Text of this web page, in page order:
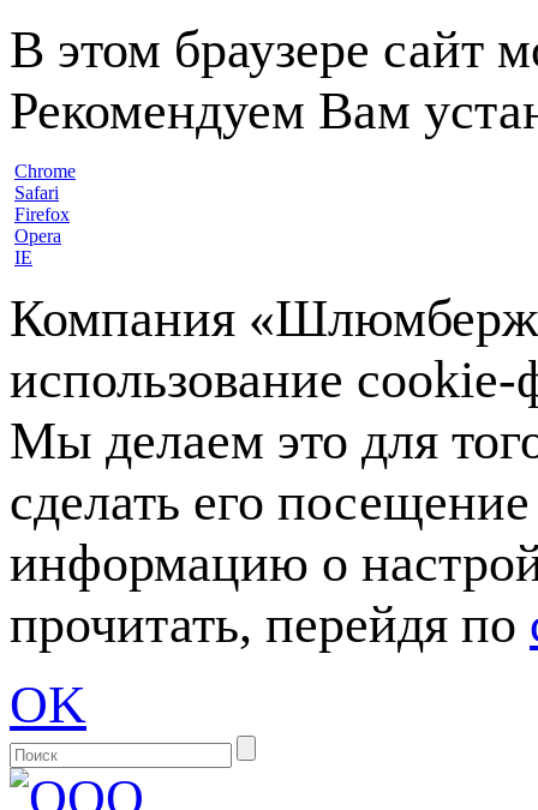
В этом браузере сайт
Рекомендуем Вам
Chrome
Safari
Firefox
Opera
IE
Компания
использование
Мы делаем это для
сделать его
информацию о
прочитать, перейдя по
OK